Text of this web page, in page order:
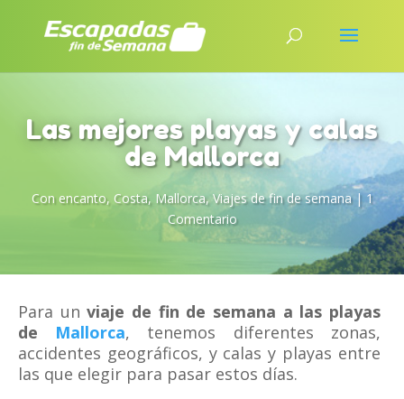
Las mejores playas y calas
de Mallorca
Con encanto, Costa, Mallorca, Viajes de fin de semana|1
Comentario
Para unviaje de fin de semana a las playas
de Mallorca, tenemos diferentes zonas,
accidentes geográficos, y calas y playas entre
las que elegir para pasar estos días.